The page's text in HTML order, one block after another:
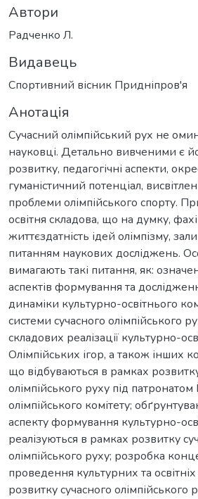
Автори
Радченко Л.
Видавець
Спортивний вісник Придніпров'я
Анотація
Сучасний олімпійський рух не
науковці. Детально вивченими є
розвитку, педагогічні аспекти,
гуманістичний потенціал,
проблеми олімпійського спорту.
освітня складова, що на думку,
життєздатність ідей олімпізму,
питанням наукових досліджень.
вимагають такі питання, як:
аспектів формування та
динаміки культурно-освітнього
системи сучасного олімпійського
складових реалізації культурно-
Олімпійських ігор, а також інших
що відбуваються в рамках
олімпійського руху під
олімпійського комітету;
аспекту формування культурно-
реалізуються в рамках розвитку
олімпійського руху; розробка
проведення культурних та
розвитку сучасного олімпійського